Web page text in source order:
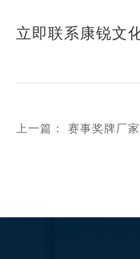
立即联系康锐文
上一篇：
赛事奖牌厂